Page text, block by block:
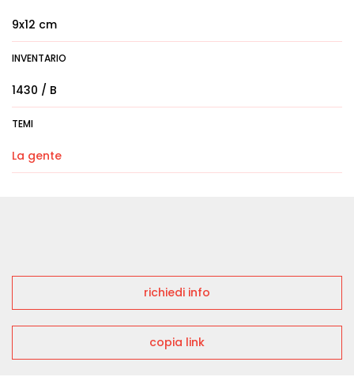
9x12 cm
INVENTARIO
1430 / B
TEMI
La gente
richiedi info
copia link